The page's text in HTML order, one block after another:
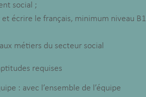
social ;
et écrire le français, minimum niveau B1
métiers du secteur social
requises
: avec l’ensemble de l’équipe